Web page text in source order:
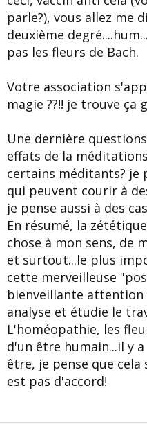
parle?), vous allez me
deuxième
pas les fleurs de Bach.
Votre association
magie ??!! je trouve ça
Une dernière
effats de la
certains méditants? je
qui peuvent courir à
je pense aussi à des
En résumé, la
chose à mon sens, de
et surtout...le plus
cette merveilleuse
bienveillante attention
analyse et étudie le
L'homéopathie, les
d'un être humain...il y
être, je pense que
est pas d'accord!